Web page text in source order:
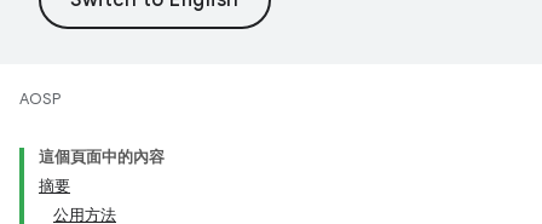
AOSP
這個頁面中的內容
摘要
公用方法